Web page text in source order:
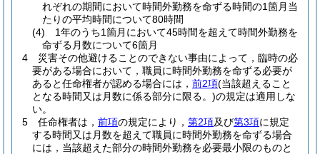
れぞれの期間において時間外勤務を命ずる時間の1箇月当
たりの平均時間について80時間
(4)
1年のうち1箇月において45時間を超えて時間外勤務を
命ずる月数について6箇月
4
災害その他避けることのできない事由によって，臨時の必
要がある場合において，職員に時間外勤務を命ずる必要が
あると任命権者が認める場合には， 前2項(当該超えること
となる時間又は月数に係る部分に限る。)の規定は適用しな
い。
5
任命権者は， 前項の規定により， 第2項及び第3項に規定
する時間又は月数を超えて職員に時間外勤務を命ずる場合
には，当該超えた部分の時間外勤務を必要最小限のものと